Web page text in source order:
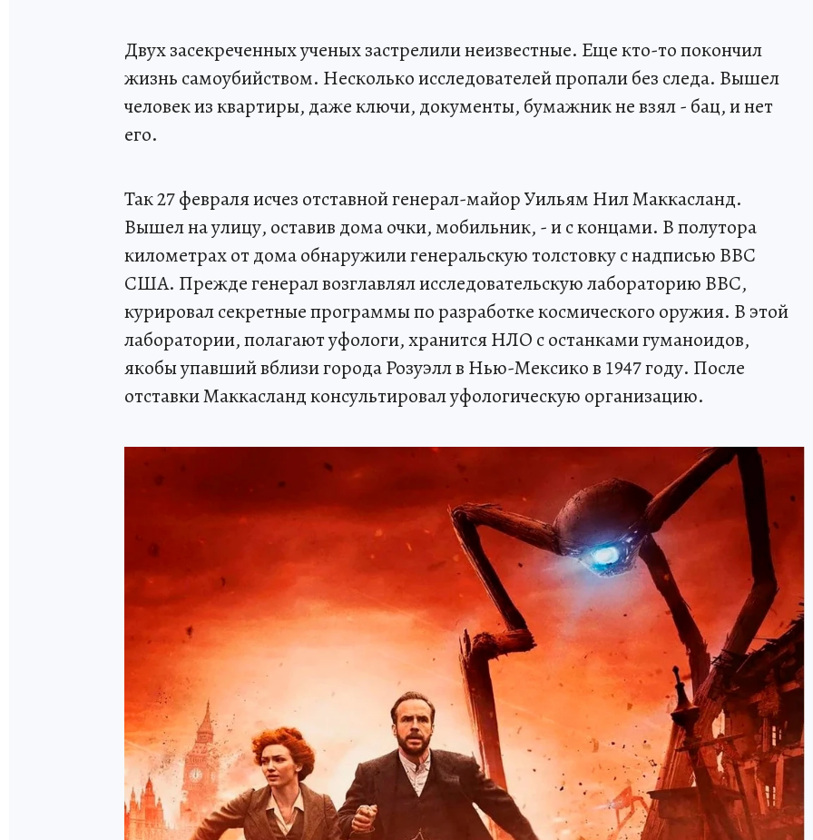
Двух засекреченных ученых застрелили неизвестные. Еще кто-то покончил
жизнь самоубийством. Несколько исследователей пропали без следа. Вышел
человек из квартиры, даже ключи, документы, бумажник не взял - бац, и нет
его.
Так 27 февраля исчез отставной генерал-майор Уильям Нил Маккасланд.
Вышел на улицу, оставив дома очки, мобильник, - и с концами. В полутора
километрах от дома обнаружили генеральскую толстовку с надписью ВВС
США. Прежде генерал возглавлял исследовательскую лабораторию ВВС,
курировал секретные программы по разработке космического оружия. В этой
лаборатории, полагают уфологи, хранится НЛО с останками гуманоидов,
якобы упавший вблизи города Розуэлл в Нью-Мексико в 1947 году. После
отставки Маккасланд консультировал уфологическую организацию.